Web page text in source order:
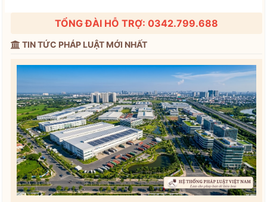
TỔNG ĐÀI HỖ TRỢ: 0342.799.688
TIN TỨC PHÁP LUẬT MỚI NHẤT